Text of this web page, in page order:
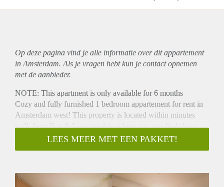
Op deze pagina vind je alle informatie over ditappartement
in Amsterdam. Als je vragen hebt kun je contact opnemen
met de aanbieder.
NOTE: This apartment is only available for 6 months
Cozy and fully furnished 1 bedroom appartement for rent in
Amsterdam west! This property is located within minutes
walk from Bos & Lommerplein where you can find shops,
supermarket, bars, restaurants and public transport. Within 1
minute you can access the ring A10 of Amsterdam and with
- 1 bedroom (available for a couple or single person)
LEES MEER MET EEN PAKKET!